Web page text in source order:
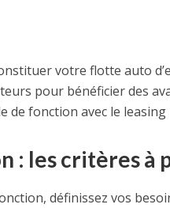
votre flotte auto
pour bénéficier des
de fonction avec le
: les critères à
définissez vos